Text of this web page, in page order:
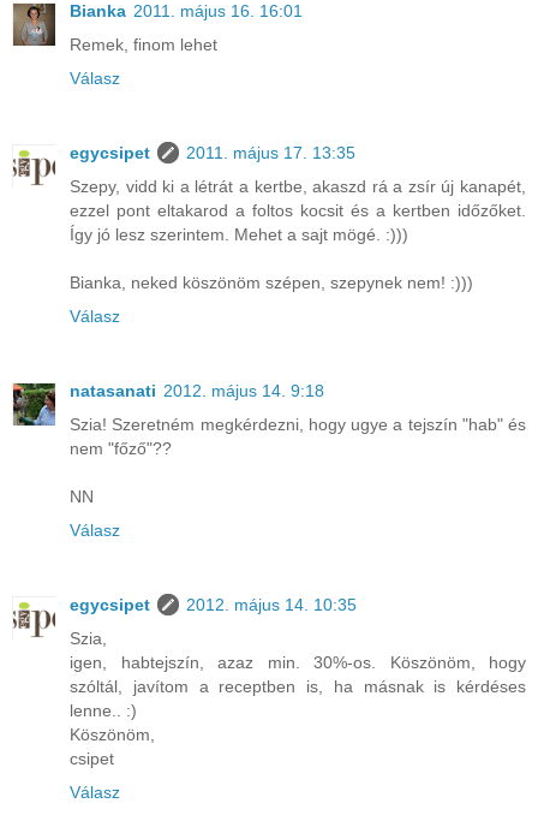
Bianka 2011. május 16. 16:01
Remek, finom lehet
Válasz
egycsipet
2011. május 17. 13:35
Szepy, vidd ki a létrát a kertbe, akaszd rá a zsír új kanapét,
ezzel pont eltakarod a foltos kocsit és a kertben időzőket.
Így jó lesz szerintem. Mehet a sajt mögé. :)))
Bianka, neked köszönöm szépen, szepynek nem! :)))
Válasz
natasanati 2012. május 14. 9:18
Szia! Szeretném megkérdezni, hogy ugye a tejszín "hab" és
nem "főző"??
NN
Válasz
egycsipet
2012. május 14. 10:35
Szia,
igen, habtejszín, azaz min. 30%-os. Köszönöm, hogy
szóltál, javítom a receptben is, ha másnak is kérdéses
lenne.. :)
Köszönöm,
csipet
Válasz